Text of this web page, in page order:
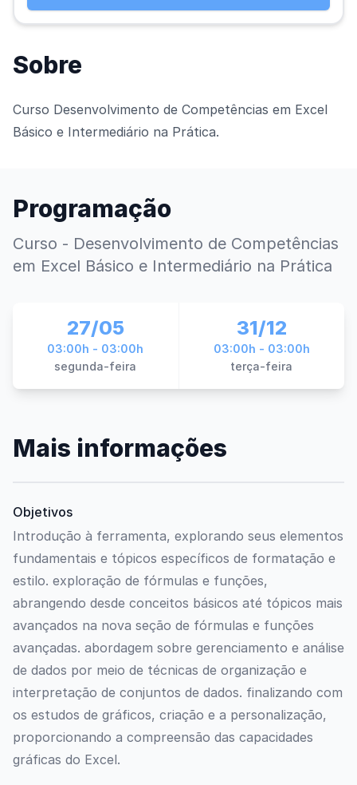
Sobre
Curso Desenvolvimento de Competências em Excel
Básico e Intermediário na Prática.
Programação
Curso - Desenvolvimento de Competências
em Excel Básico e Intermediário na Prática
27/05
03:00h - 03:00h
segunda-feira
31/12
03:00h - 03:00h
terça-feira
Mais informações
Objetivos
Introdução à ferramenta, explorando seus elementos
fundamentais e tópicos específicos de formatação e
estilo. exploração de fórmulas e funções,
abrangendo desde conceitos básicos até tópicos mais
avançados na nova seção de fórmulas e funções
avançadas. abordagem sobre gerenciamento e análise
de dados por meio de técnicas de organização e
interpretação de conjuntos de dados. finalizando com
os estudos de gráficos, criação e a personalização,
proporcionando a compreensão das capacidades
gráficas do Excel.